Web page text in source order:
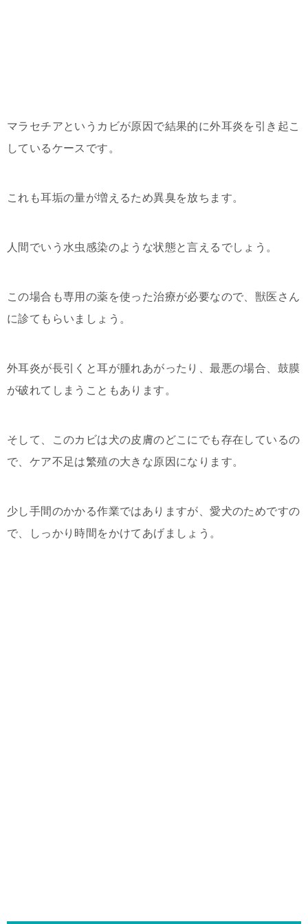
マラセチアというカビが原因で結果的に外耳炎を引き起こ
しているケースです。
これも耳垢の量が増えるため異臭を放ちます。
人間でいう水虫感染のような状態と言えるでしょう。
この場合も専用の薬を使った治療が必要なので、獣医さん
に診てもらいましょう。
外耳炎が長引くと耳が腫れあがったり、最悪の場合、鼓膜
が破れてしまうこともあります。
そして、このカビは犬の皮膚のどこにでも存在しているの
で、ケア不足は繁殖の大きな原因になります。
少し手間のかかる作業ではありますが、愛犬のためですの
で、しっかり時間をかけてあげましょう。